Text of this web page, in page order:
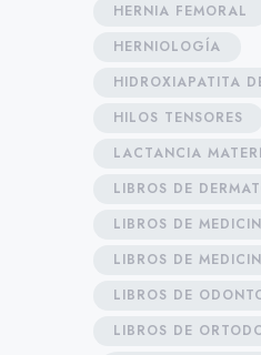
HERNIA FEMORAL
HERNIOLOGÍA
HIDROXIAPATITA
HILOS TENSORES
LACTANCIA
LIBROS DE
LIBROS DE
LIBROS DE
LIBROS DE
LIBROS DE